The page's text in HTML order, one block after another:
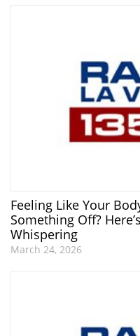
Feeling Like Your
Something Off?
Whispering
March 24, 2026